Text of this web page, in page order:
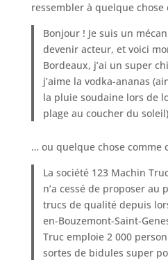
ressembler à quelque chose
Bonjour ! Je suis un
devenir acteur, et voici
Bordeaux, j’ai un super
j’aime la vodka-ananas
la pluie soudaine lors de
plage au coucher du
… ou quelque chose comme
La société 123 Machin
n’a cessé de proposer au
trucs de qualité depuis
en-Bouzemont-Saint-
Truc emploie 2 000
sortes de bidules super